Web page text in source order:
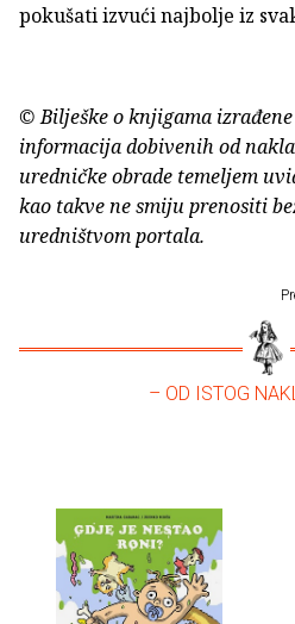
pokušati izvući najbolje iz
© Bilješke o knjigama
informacija dobivenih od
uredničke obrade temeljem
kao takve ne smiju prenositi
uredništvom portala.
– OD ISTOG